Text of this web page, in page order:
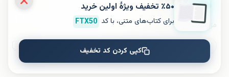
مزار این شهید کجاست؟
مفید نبود (۱)
٪۵۰ تخفیف ویژۀ اولین خرید
برای کتاب‌های متنی، با کد FTX50
کپی کردن کد تخفیف